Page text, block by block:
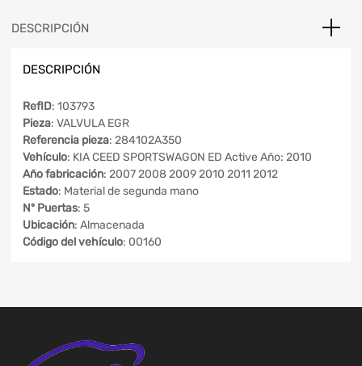
DESCRIPCIÓN
DESCRIPCIÓN
RefID: 103793
Pieza: VALVULA EGR
Referencia pieza: 284102A350
Vehículo: KIA CEED SPORTSWAGON ED Active Año: 2010
Año fabricación: 2007 2008 2009 2010 2011 2012
Estado: Material de segunda mano
Nº Puertas: 5
Ubicación: Almacenada
Código del vehículo: 00160